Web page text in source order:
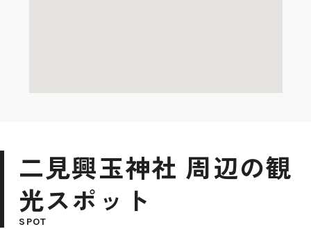
二見興玉神社 周辺の観
光スポット
SPOT